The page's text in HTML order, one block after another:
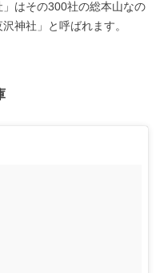
はその300社の総本山なの
神社」と呼ばれます。